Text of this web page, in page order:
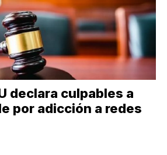
declara culpables a
por adicción a redes